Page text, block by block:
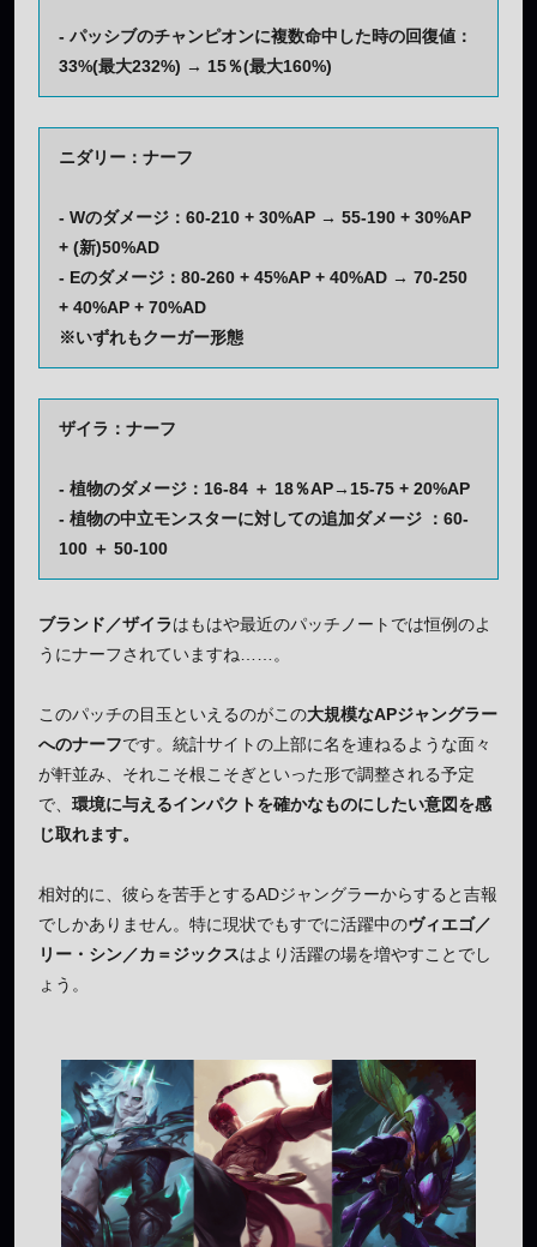
- パッシブのチャンピオンに複数命中した時の回復値：
33%(最大232%) → 15％(最大160%)
ニダリー：ナーフ
- Wのダメージ：60-210 + 30%AP → 55-190 + 30%AP
+ (新)50%AD
- Eのダメージ：80-260 + 45%AP + 40%AD → 70-250
+ 40%AP + 70%AD
※いずれもクーガー形態
ザイラ：ナーフ
- 植物のダメージ：16-84 ＋ 18％AP→15-75 + 20%AP
- 植物の中立モンスターに対しての追加ダメージ ：60-
100 ＋ 50-100
ブランド／ザイラはもはや最近のパッチノートでは恒例のよ
うにナーフされていますね……。
このパッチの目玉といえるのがこの大規模なAPジャングラー
へのナーフです。統計サイトの上部に名を連ねるような面々
が軒並み、それこそ根こそぎといった形で調整される予定
で、 環境に与えるインパクトを確かなものにしたい意図を感
じ取れます。
相対的に、彼らを苦手とするADジャングラーからすると吉報
でしかありません。特に現状でもすでに活躍中のヴィエゴ／
リー・シン／カ＝ジックスはより活躍の場を増やすことでし
ょう。